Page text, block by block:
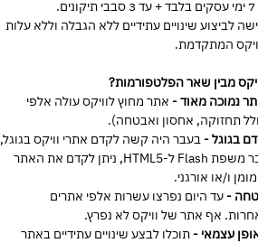
לביצוע שינויים עתידיים ללא הגבלה וללא עלות
המתקדמת.
מבין שאר הפלטפורמות?
נמוכה מאוד - אתר מחוץ לוויקס עולה אלפי
תחזוקה, אחסון ואבטחה).
בגוגל - בעבר היה קשה לקדם אתרי וויקס בגוגל,
אך לאור המעבר משפת Flash ל-HTML5, ניתן לקדם את האתר
ו/או אורגני.
- עד היום נפרצו עשרות אלפי אתרים
אף אתר של וויקס לא נפרץ.
עצמאי - תוכלו לבצע שינויים עתידיים באתר